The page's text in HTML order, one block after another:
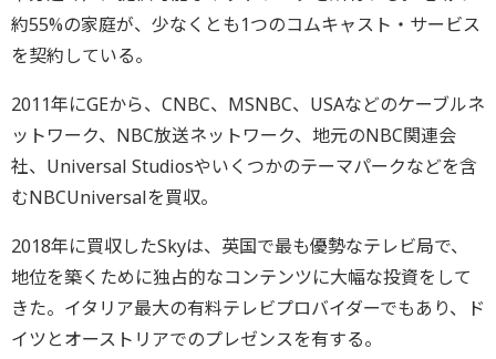
約55%の家庭が、少なくとも1つのコムキャスト・サービス
を契約している。
2011年にGEから、CNBC、MSNBC、USAなどのケーブルネ
ットワーク、NBC放送ネットワーク、地元のNBC関連会
社、Universal Studiosやいくつかのテーマパークなどを含
むNBCUniversalを買収。
2018年に買収したSkyは、英国で最も優勢なテレビ局で、
地位を築くために独占的なコンテンツに大幅な投資をして
きた。イタリア最大の有料テレビプロバイダーでもあり、ド
イツとオーストリアでのプレゼンスを有する。